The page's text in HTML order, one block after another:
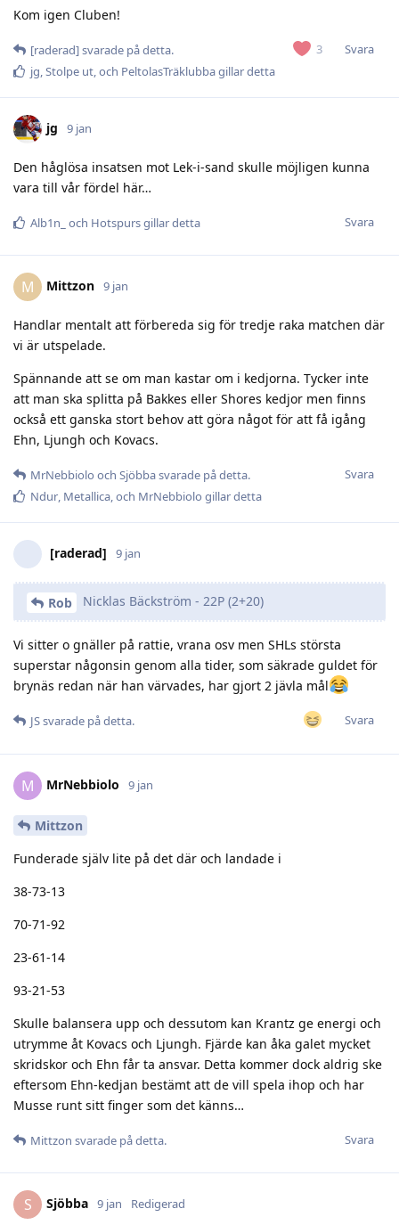
Kom igen Cluben!
3 Svara
[raderad]svarade på detta.
jg,Stolpe ut, och PeltolasTräklubbagillar detta
jg 9 jan
Den håglösa insatsen mot Lek-i-sand skulle möjligen kunna
vara till vår fördel här…
Svara
Alb1n_ och Hotspursgillar detta
M Mittzon 9 jan
Handlar mentalt att förbereda sig för tredje raka matchen där
vi är utspelade.
Spännande att se om man kastar om i kedjorna. Tycker inte
att man ska splitta på Bakkes eller Shores kedjor men finns
också ett ganska stort behov att göra något för att få igång
Ehn, Ljungh och Kovacs.
Svara
MrNebbiolo och Sjöbbasvarade på detta.
Ndur, Metallica, och MrNebbiolo gillar detta
[raderad] 9 jan
Rob Nicklas Bäckström - 22P (2+20)
Vi sitter o gnäller på rattie, vrana osv men SHLs största
superstar någonsin genom alla tider, som säkrade guldet för
brynäs redan när han värvades, har gjort 2 jävla mål
Svara
JSsvarade på detta.
M MrNebbiolo 9 jan
Mittzon
Funderade själv lite på det där och landade i
38-73-13
70-71-92
23-61-14
93-21-53
Skulle balansera upp och dessutom kan Krantz ge energi och
utrymme åt Kovacs och Ljungh. Fjärde kan åka galet mycket
skridskor och Ehn får ta ansvar. Detta kommer dock aldrig ske
eftersom Ehn-kedjan bestämt att de vill spela ihop och har
Musse runt sitt finger som det känns…
Svara
Mittzon svarade på detta.
S Sjöbba 9 jan Redigerad